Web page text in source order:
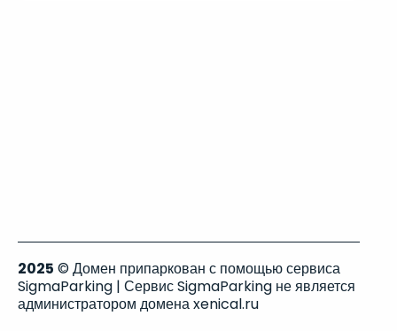
2025 © Домен припаркован с помощью сервиса
SigmaParking | Сервис SigmaParking не является
администратором домена xenical.ru